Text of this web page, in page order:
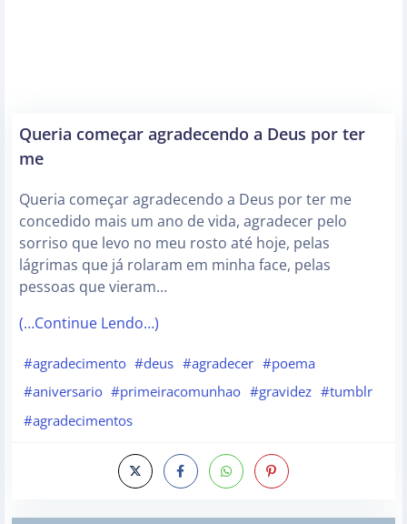
Queria começar agradecendo a Deus por ter
me
Queria começar agradecendo a Deus por ter me
concedido mais um ano de vida, agradecer pelo
sorriso que levo no meu rosto até hoje, pelas
lágrimas que já rolaram em minha face, pelas
pessoas que vieram…
(…Continue Lendo…)
#agradecimento #deus #agradecer #poema
#aniversario #primeiracomunhao #gravidez #tumblr
#agradecimentos